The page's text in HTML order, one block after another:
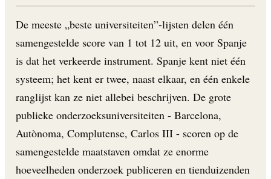
De meeste „beste universiteiten”-lijsten delen één
samengestelde score van 1 tot 12 uit, en voor Spanje
is dat het verkeerde instrument. Spanje kent niet één
systeem; het kent er twee, naast elkaar, en één enkele
ranglijst kan ze niet allebei beschrijven. De grote
publieke onderzoeksuniversiteiten - Barcelona,
Autònoma, Complutense, Carlos III - scoren op de
samengestelde maatstaven omdat ze enorme
hoeveelheden onderzoek publiceren en tienduizenden